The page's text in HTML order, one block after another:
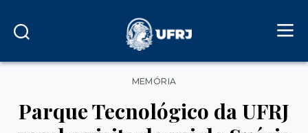
Categorias
MEMÓRIA
Parque Tecnológico da UFRJ